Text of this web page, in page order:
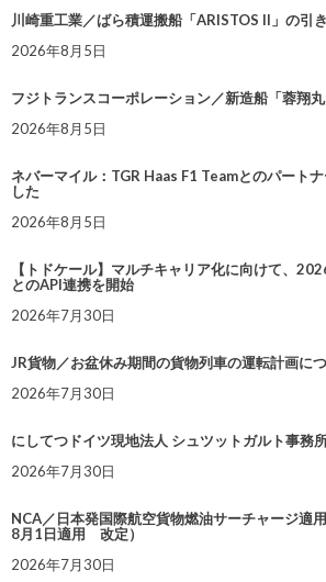
川崎重工業／ばら積運搬船「ARISTOS II」の引
2026年8月5日
フジトランスコーポレーション／新造船「蓉翔
2026年8月5日
ネバーマイル：TGR Haas F1 Teamとのパート
した
2026年8月5日
【トドケール】マルチキャリア化に向けて、
とのAPI連携を開始
2026年7月30日
JR貨物／お盆休み期間の貨物列車の運転計画に
2026年7月30日
にしてつドイツ現地法人 シュツットガルト事務
2026年7月30日
NCA／日本発国際航空貨物燃油サーチャージ適
8月1日適用 改定）
2026年7月30日